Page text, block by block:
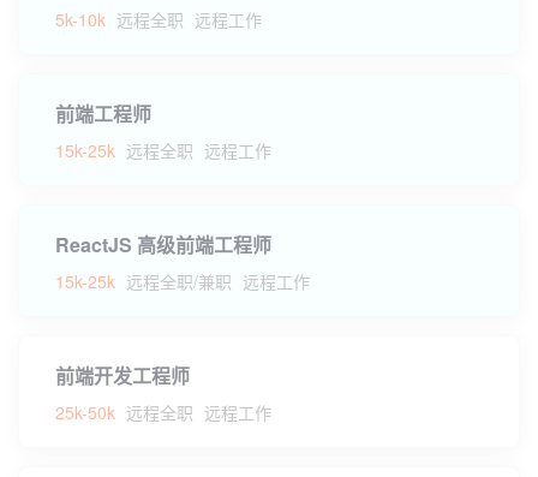
5k-10k 远程全职 远程工作
前端工程师
15k-25k 远程全职 远程工作
ReactJS 高级前端工程师
15k-25k 远程全职/兼职 远程工作
前端开发工程师
25k-50k 远程全职 远程工作